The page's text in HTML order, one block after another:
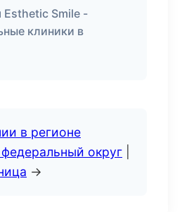
Esthetic Smile -
клиники в
в регионе
округ
→